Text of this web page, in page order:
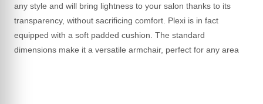
any style and will bring lightness to your salon thanks to its
transparency, without sacrificing comfort. Plexi is in fact
equipped with a soft padded cushion. The standard
dimensions make it a versatile armchair, perfect for any area